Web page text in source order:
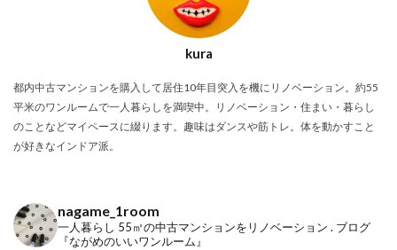
kura
都内中古マンションを購入して居住10年目突入を機にリノベーション。約55
平米のワンルームで一人暮らしを満喫中。リノベーション・住まい・暮らし
のことなどマイペースに綴ります。趣味はダンスや筋トレ。体を動かすこと
が好きなインドア派。
nagame_1room
一人暮らし 55㎡の中古マンションをリノベーション . ブログ
『ながめのいいワンルーム』